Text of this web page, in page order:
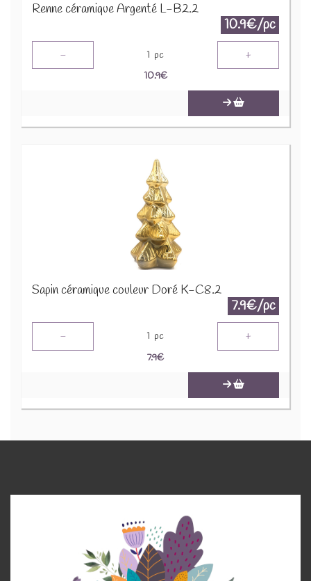
Renne céramique Argenté L-B2.2
10.9€/pc
- 1 pc +
10.9€
Sapin céramique couleur Doré K-C8.2
7.9€/pc
- 1 pc +
7.9€